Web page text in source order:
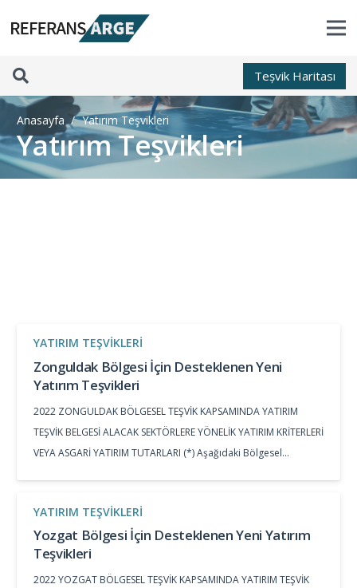
Teșvik Haritası
Anasayfa / Yatırım Teşvikleri
Yatırım Teşvikleri
YATIRIM TEŞVIKLERI
Zonguldak Bölgesi İçin Desteklenen Yeni
Yatırım Teşvikleri
2022 ZONGULDAK BÖLGESEL TEŞVİK KAPSAMINDA YATIRIM
TEŞVİK BELGESİ ALACAK SEKTÖRLERE YÖNELİK YATIRIM KRİTERLERİ
VEYA ASGARİ YATIRIM TUTARLARI (*) Aşağıdaki Bölgesel…
YATIRIM TEŞVIKLERI
Yozgat Bölgesi İçin Desteklenen Yeni Yatırım
Teşvikleri
2022 YOZGAT BÖLGESEL TEŞVİK KAPSAMINDA YATIRIM TEŞVİK